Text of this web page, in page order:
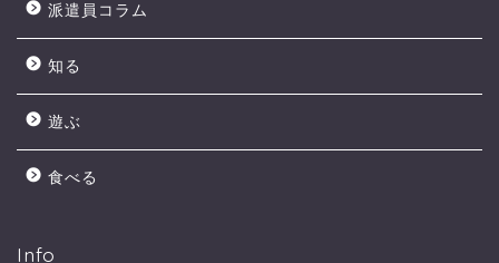
派遣員コラム
知る
遊ぶ
食べる
Info